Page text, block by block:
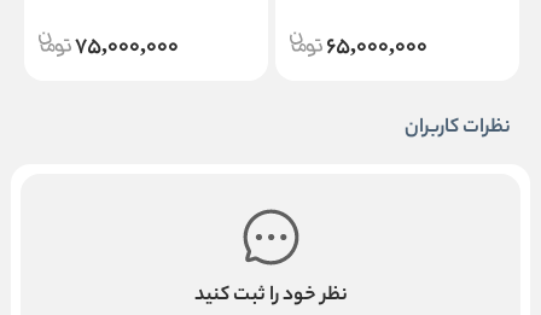
65,000,000
75,000,000
نظرات کاربران
نظر خود را ثبت کنید